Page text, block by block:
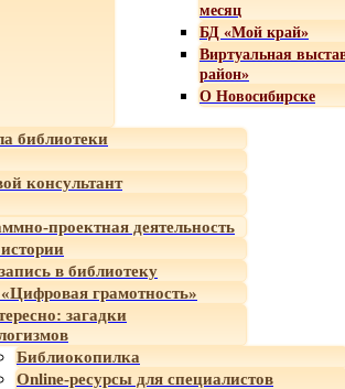
месяц
БД «Мой край»
Виртуальная
район»
О Новосибирске
библиотеки
консультант
проектная деятельность
в библиотеку
грамотность»
загадки
Библиокопилка
Online-ресурсы для специалистов